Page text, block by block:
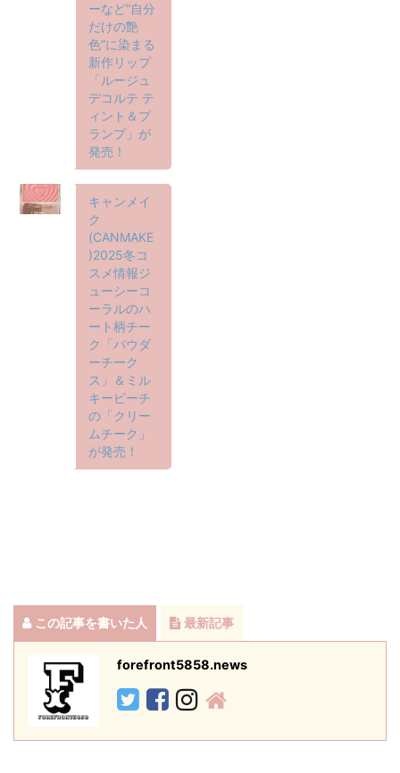
ーなど“自分
だけの艶
色”に染まる
新作リップ
「ルージュ
デコルテ テ
ィント＆プ
ランプ」が
発売！
キャンメイ
ク
(CANMAKE
)2025冬コ
スメ情報ジ
ューシーコ
ーラルのハ
ート柄チー
ク「パウダ
ーチーク
ス」＆ミル
キーピーチ
の「クリー
ムチーク」
が発売！
この記事を書いた人 最新記事
forefront5858.news